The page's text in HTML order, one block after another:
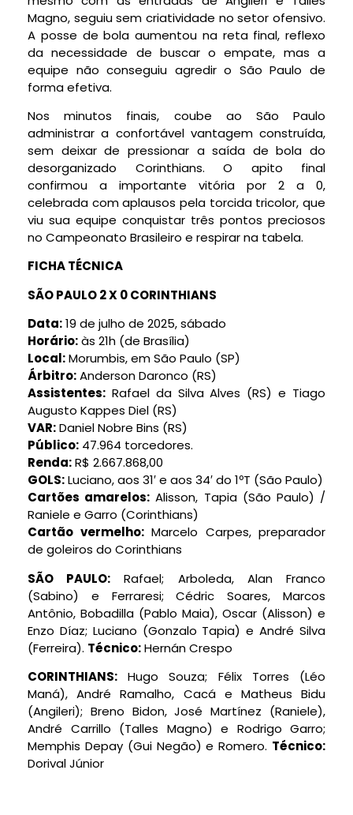
Magno, seguiu sem criatividade no setor ofensivo.
A posse de bola aumentou na reta final, reflexo
da necessidade de buscar o empate, mas a
equipe não conseguiu agredir o São Paulo de
forma efetiva.
Nos minutos finais, coube ao São Paulo
administrar a confortável vantagem construída,
sem deixar de pressionar a saída de bola do
desorganizado Corinthians. O apito final
confirmou a importante vitória por 2 a 0,
celebrada com aplausos pela torcida tricolor, que
viu sua equipe conquistar três pontos preciosos
no Campeonato Brasileiro e respirar na tabela.
FICHA TÉCNICA
SÃO PAULO 2 X 0 CORINTHIANS
Data:19 de julho de 2025, sábado
Horário:às 21h (de Brasília)
Local:Morumbis, em São Paulo (SP)
Árbitro:Anderson Daronco (RS)
Assistentes: Rafael da Silva Alves (RS) e Tiago
Augusto Kappes Diel (RS)
VAR:Daniel Nobre Bins (RS)
Público: 47.964 torcedores.
Renda:R$ 2.667.868,00
GOLS:Luciano, aos 31′ e aos 34′ do 1ºT (São Paulo)
Cartões amarelos: Alisson, Tapia (São Paulo) /
Raniele e Garro (Corinthians)
Cartão vermelho: Marcelo Carpes, preparador
de goleiros do Corinthians
SÃO PAULO: Rafael; Arboleda, Alan Franco
(Sabino) e Ferraresi; Cédric Soares, Marcos
Antônio, Bobadilla (Pablo Maia), Oscar (Alisson) e
Enzo Díaz; Luciano (Gonzalo Tapia) e André Silva
(Ferreira). Técnico:Hernán Crespo
CORINTHIANS: Hugo Souza; Félix Torres (Léo
Maná), André Ramalho, Cacá e Matheus Bidu
(Angileri); Breno Bidon, José Martínez (Raniele),
André Carrillo (Talles Magno) e Rodrigo Garro;
Memphis Depay (Gui Negão) e Romero. Técnico:
Dorival Júnior